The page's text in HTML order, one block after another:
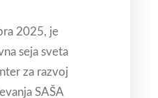
2025, je
seja sveta
za razvoj
SAŠA